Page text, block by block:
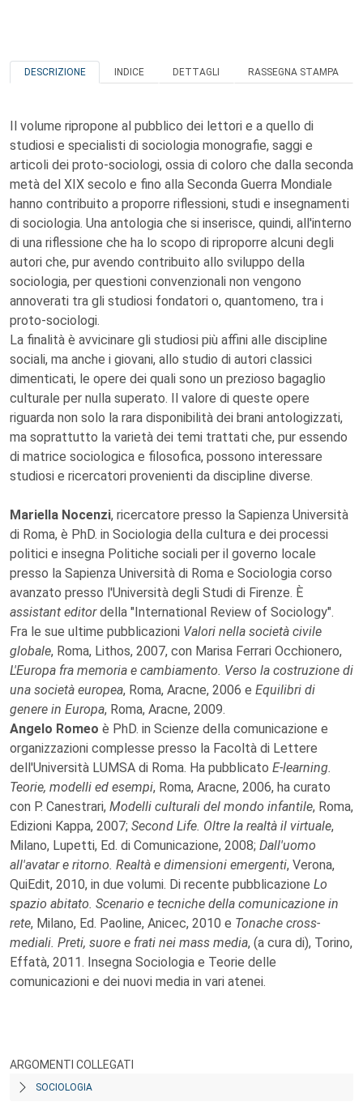
DESCRIZIONE INDICE DETTAGLI RASSEGNA STAMPA
Il volume ripropone al pubblico dei lettori e a quello di
studiosi e specialisti di sociologia monografie, saggi e
articoli dei proto-sociologi, ossia di coloro che dalla seconda
metà del XIX secolo e fino alla Seconda Guerra Mondiale
hanno contribuito a proporre riflessioni, studi e insegnamenti
di sociologia. Una antologia che si inserisce, quindi, all'interno
di una riflessione che ha lo scopo di riproporre alcuni degli
autori che, pur avendo contribuito allo sviluppo della
sociologia, per questioni convenzionali non vengono
annoverati tra gli studiosi fondatori o, quantomeno, tra i
proto-sociologi.
La finalità è avvicinare gli studiosi più affini alle discipline
sociali, ma anche i giovani, allo studio di autori classici
dimenticati, le opere dei quali sono un prezioso bagaglio
culturale per nulla superato. Il valore di queste opere
riguarda non solo la rara disponibilità dei brani antologizzati,
ma soprattutto la varietà dei temi trattati che, pur essendo
di matrice sociologica e filosofica, possono interessare
studiosi e ricercatori provenienti da discipline diverse.
Mariella Nocenzi, ricercatore presso la Sapienza Università
di Roma, è PhD. in Sociologia della cultura e dei processi
politici e insegna Politiche sociali per il governo locale
presso la Sapienza Università di Roma e Sociologia corso
avanzato presso l'Università degli Studi di Firenze. È
assistant editordella "International Review of Sociology".
Fra le sue ultime pubblicazioni Valori nella società civile
globale, Roma, Lithos, 2007, con Marisa Ferrari Occhionero,
L'Europa fra memoria e cambiamento. Verso la costruzione di
una società europea, Roma, Aracne, 2006 e Equilibri di
genere in Europa, Roma, Aracne, 2009.
Angelo Romeo è PhD. in Scienze della comunicazione e
organizzazioni complesse presso la Facoltà di Lettere
dell'Università LUMSA di Roma. Ha pubblicato E-learning.
Teorie, modelli ed esempi, Roma, Aracne, 2006, ha curato
con P. Canestrari, Modelli culturali del mondo infantile, Roma,
Edizioni Kappa, 2007; Second Life. Oltre la realtà il virtuale,
Milano, Lupetti, Ed. di Comunicazione, 2008; Dall'uomo
all'avatar e ritorno. Realtà e dimensioni emergenti, Verona,
QuiEdit, 2010, in due volumi. Di recente pubblicazione Lo
spazio abitato. Scenario e tecniche della comunicazione in
rete, Milano, Ed. Paoline, Anicec, 2010 e Tonache cross-
mediali. Preti, suore e frati nei mass media, (a cura di), Torino,
Effatà, 2011. Insegna Sociologia e Teorie delle
comunicazioni e dei nuovi media in vari atenei.
ARGOMENTI COLLEGATI
SOCIOLOGIA